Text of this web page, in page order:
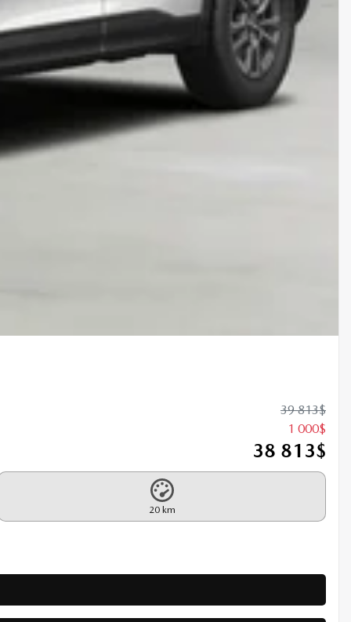
39 813$
1 000$
38 813$
20 km